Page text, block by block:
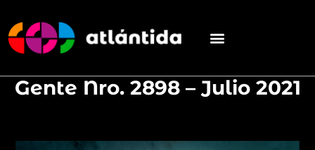
Gente Nro. 2898 – Julio 2021